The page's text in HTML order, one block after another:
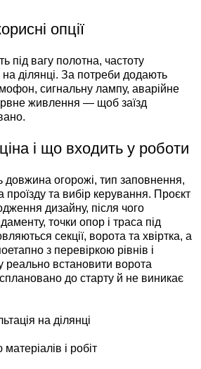
опції
під вагу полотна, частоту
ділянці. За потреби додають
сигнальну лампу, аварійне
живлення — щоб заїзд
і що входить у роботи
огорожі, тип заповнення,
проїзду та вибір керування. Проєкт
дизайну, після чого
точки опор і траса під
секції, ворота та хвіртка, а
з перевіркою рівнів і
реально встановити ворота
до старту й не виникає
на ділянці
і робіт